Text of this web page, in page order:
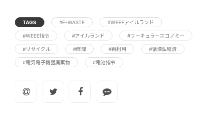
TAGS #E-WASTE #WEEEアイルランド
#WEEE指令 #アイルランド #サーキュラーエコノミー
#リサイクル #修理 #再利用 #循環型経済
#電気電子機器廃棄物 #電池指令